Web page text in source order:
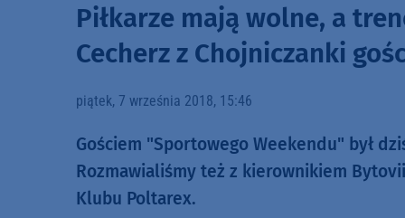
Piłkarze mają wolne, a
Cecherz z Chojniczanki
piątek, 7 września 2018, 15:46
Gościem "Sportowego Weekendu" był
Rozmawialiśmy też z kierownikiem
Klubu Poltarex.